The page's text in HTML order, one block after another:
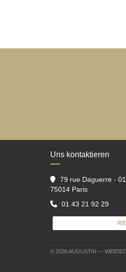
Uns kontaktieren
79 rue Daguerre -
75014 Paris((öffnet ein
01 43 21 92 29
© 2026 AUGUSTIN —